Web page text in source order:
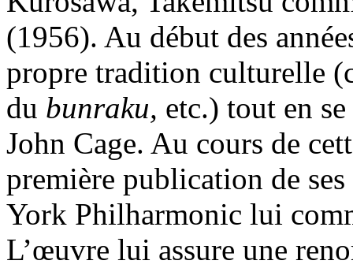
(1956). Au début des
propre tradition culturelle
du bunraku, etc.) tout en
John Cage. Au cours de
première publication de
York Philharmonic lui
L’œuvre lui assure une